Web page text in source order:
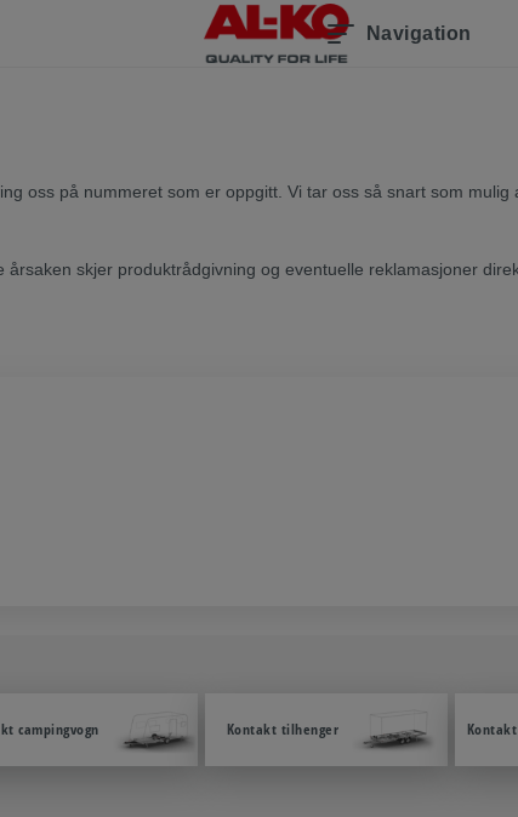
Navigation
oss på nummeret som er oppgitt. Vi tar oss så snart som mulig
skjer produktrådgivning og eventuelle reklamasjoner
campingvogn Kontakt tilhenger